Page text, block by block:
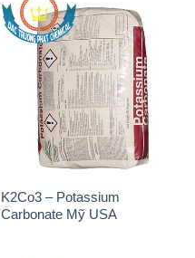
K2Co3 – Potassium
Carbonate Mỹ USA